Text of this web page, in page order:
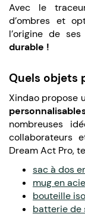
Avec le
d’ombres et
l’origine de
durable !
Quels objets
Xindao propose
nombreuses
collaborateurs
Dream Act Pro,
sac à dos
mug en
bouteille
batterie de